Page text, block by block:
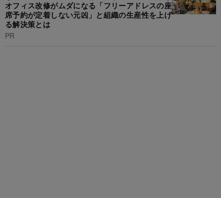
オフィス改修がムダになる「フリーアドレスの座
席予約が定着しない元凶」と組織の生産性を上げ
る解決策とは
PR